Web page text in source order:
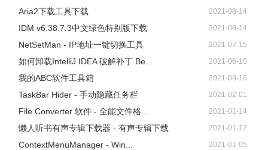
Aria2下载工具下载 2021-08-14
IDM v6.38.7.3中文绿色特别版下载 2021-08-14
NetSetMan - IP地址一键切换工具 2021-07-15
如何卸载IntelliJ IDEA 破解补丁 Be... 2021-06-10
我的ABC软件工具箱 2021-03-16
TaskBar Hider - 手动隐藏任务栏 2021-02-01
File Converter 软件 - 全能文件格... 2021-01-14
懒人听书有声专辑下载器 - 有声专辑下载 2021-01-12
ContextMenuManager - Win... 2021-01-05